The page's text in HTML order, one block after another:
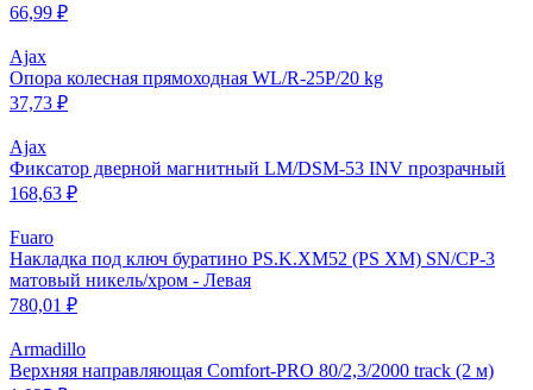
66,99 ₽
Ajax
Опора колесная прямоходная WL/R-25P/20 kg
37,73 ₽
Ajax
Фиксатор дверной магнитный LM/DSM-53 INV прозрачный
168,63 ₽
Fuaro
Накладка под ключ буратино PS.K.XM52 (PS XM) SN/CP-3
матовый никель/хром - Левая
780,01 ₽
Armadillo
Верхняя направляющая Comfort-PRO 80/2,3/2000 track (2 м)